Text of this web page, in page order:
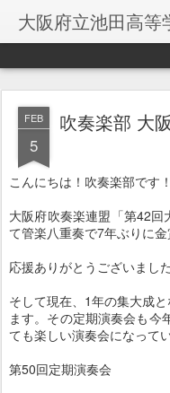
大阪府立池田高
FEB
5
吹奏楽部 大
こんにちは！吹奏楽部です！
大阪府吹奏楽連盟「第42
て管楽八重奏で7年ぶりに
応援ありがとうございまし
そして現在、1年の集大成
ます。その定期演奏会も今
ても楽しい演奏会になって
第50回定期演奏会